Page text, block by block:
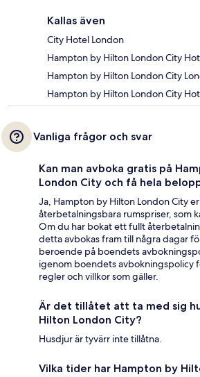
Kallas även
City Hotel London
Hampton by Hilton London City
Hampton by Hilton London City
Hampton by Hilton London City
Vanliga frågor och svar
Kan man avboka gratis på
London City och få hela
Ja, Hampton by Hilton London City
återbetalningsbara rumspriser, som
Om du har bokat ett fullt
detta avbokas fram till några dagar
beroende på boendets
igenom boendets avbokningspolicy
regler och villkor som gäller.
Är det tillåtet att ta med sig
Hilton London City?
Husdjur är tyvärr inte tillåtna.
Vilka tider har Hampton by